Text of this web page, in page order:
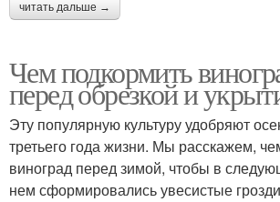
читать дальше →
Чем подкормить
перед обрезкой и
Эту популярную культуру удобряют
третьего года жизни. Мы расскажем,
виноград перед зимой, чтобы в
нем сформировались увесистые